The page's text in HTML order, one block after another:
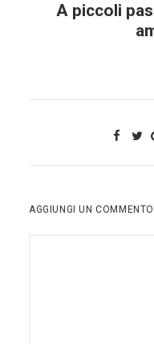
A piccoli
AGGIUNGI UN COMMENTO